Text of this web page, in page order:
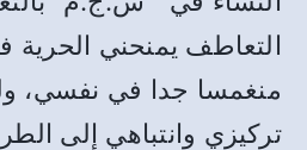
التعاطف يمنحني الحرية
منغمسا جدا في نفسي،
تركيزي وانتباهي إلى